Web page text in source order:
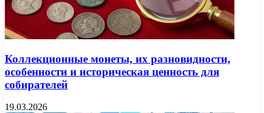
Коллекционные монеты, их разновидности,
особенности и историческая ценность для
собирателей
19.03.2026